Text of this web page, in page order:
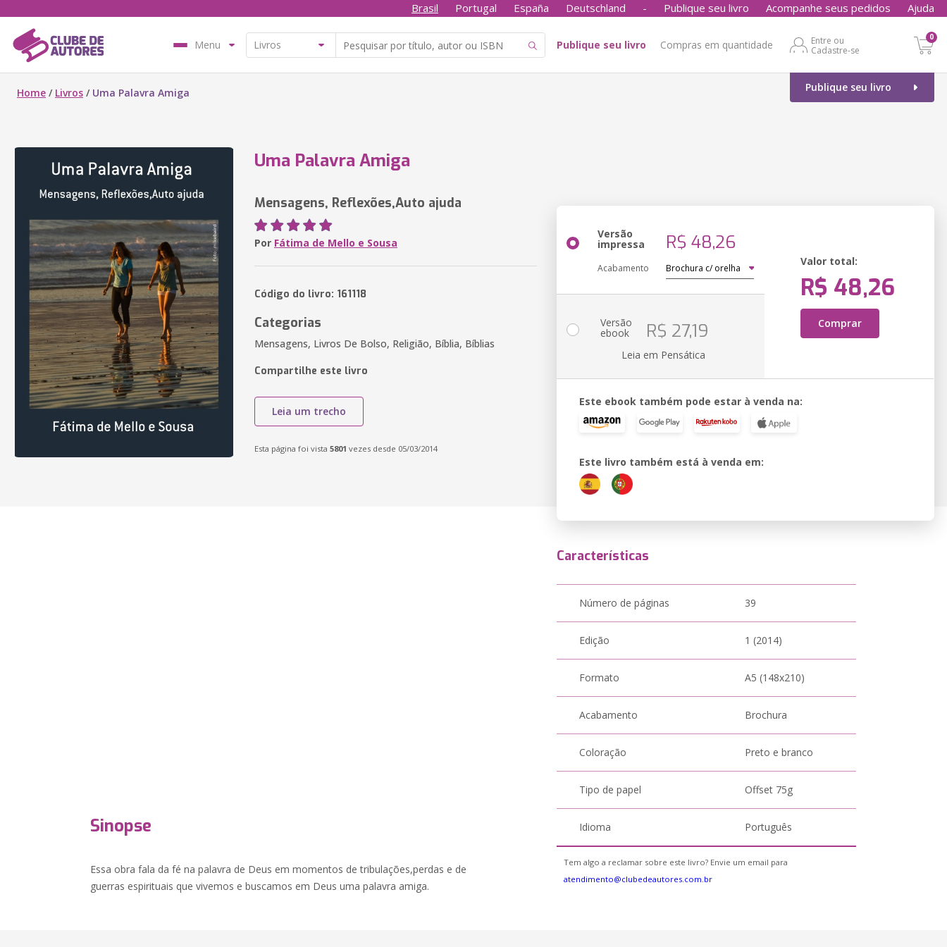
Brasil Portugal España Deutschland - Publique seu livro Acompanhe seus pedidos Ajuda
Menu Publique seu livro Compras em quantidade
Entre ou
Cadastre-se
0
Publique seu livro
Home / Livros / Uma Palavra Amiga
Uma Palavra Amiga
Mensagens, Reflexões,Auto ajuda
Por Fátima de Mello e Sousa
Código do livro: 161118
Categorias
Mensagens, Livros De Bolso, Religião, Bíblia, Bíblias
Compartilhe este livro
Leia um trecho
Esta página foi vista 5801 vezes desde 05/03/2014
Versão
impressa R$ 48,26
Acabamento
Valor total:
R$ 48,26
Comprar
Versão
ebook R$ 27,19
Leia em Pensática
Este ebook também pode estar à venda na:
Este livro também está à venda em:
Sinopse
Essa obra fala da fé na palavra de Deus em momentos de tribulações,perdas e de
guerras espirituais que vivemos e buscamos em Deus uma palavra amiga.
Características
Número de páginas 39
Edição 1 (2014)
Formato A5 (148x210)
Acabamento Brochura
Coloração Preto e branco
Tipo de papel Offset 75g
Idioma Português
Tem algo a reclamar sobre este livro? Envie um email para
atendimento@clubedeautores.com.br